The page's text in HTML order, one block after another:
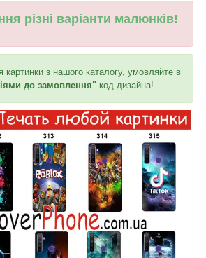
різні варіанти малюнків!
картинки з нашого каталогу, умовляйте в
до замовлення" код дизайна!